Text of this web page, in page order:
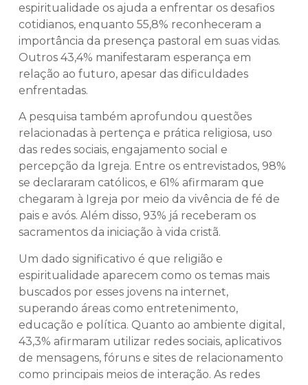
espiritualidade os ajuda a enfrentar os desafios
cotidianos, enquanto 55,8% reconheceram a
importância da presença pastoral em suas vidas.
Outros 43,4% manifestaram esperança em
relação ao futuro, apesar das dificuldades
enfrentadas.
A pesquisa também aprofundou questões
relacionadas à pertença e prática religiosa, uso
das redes sociais, engajamento social e
percepção da Igreja. Entre os entrevistados, 98%
se declararam católicos, e 61% afirmaram que
chegaram à Igreja por meio da vivência de fé de
pais e avós. Além disso, 93% já receberam os
sacramentos da iniciação à vida cristã.
Um dado significativo é que religião e
espiritualidade aparecem como os temas mais
buscados por esses jovens na internet,
superando áreas como entretenimento,
educação e política. Quanto ao ambiente digital,
43,3% afirmaram utilizar redes sociais, aplicativos
de mensagens, fóruns e sites de relacionamento
como principais meios de interação. As redes